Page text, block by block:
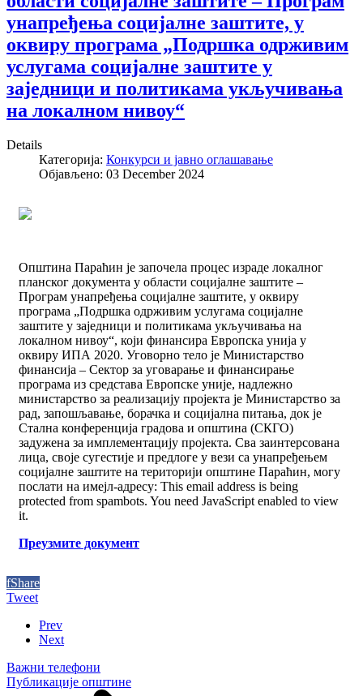
унапређења социјалне заштите, у
оквиру програма „Подршка одрживим
услугама социјалне заштите у
заједници и политикама укључивања
на локалном нивоу“
Details
Категорија: Конкурси и јавно оглашавање
Објављено: 03 December 2024
Oпштина Параћин је започела процес израде локалног
планског документа у области социјалне заштите –
Програм унапређења социјалне заштите, у оквиру
програма „Подршка одрживим услугама социјалне
заштите у заједници и политикама укључивања на
локалном нивоу“, који финансира Европска унија у
оквиру ИПА 2020. Уговорно тело је Министарство
финансија – Сектор за уговарање и финансирање
програма из средстава Европске уније, надлежно
министарство за реализацију пројекта је Министарство за
рад, запошљавање, борачка и социјална питања, док је
Стална конференција градова и општина (СКГО)
задужена за имплементацију пројекта. Сва заинтерсована
лица, своје сугестије и предлоге у вези са унапређењем
социјалне заштите на територији општине Параћин, могу
послати на имејл-адресу: This email address is being
protected from spambots. You need JavaScript enabled to view
it.
Преузмите документ
fShare
Tweet
Prev
Next
Важни телефони
Публикације општине